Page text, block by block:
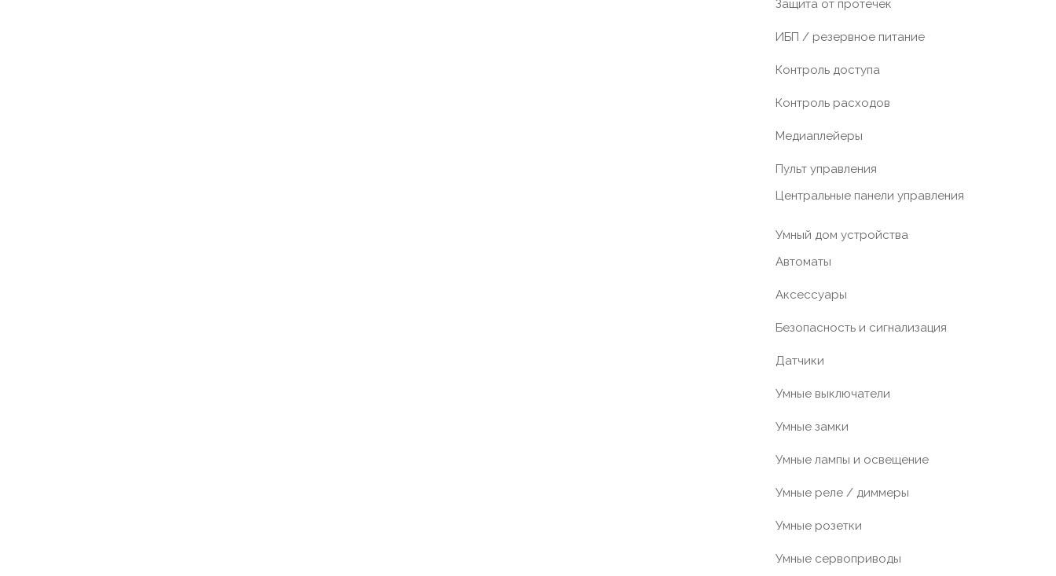
Защита от протечек
ИБП / резервное питание
Контроль доступа
Контроль расходов
Медиаплейеры
Пульт управления
Центральные панели управления
Умный дом устройства
Автоматы
Аксессуары
Безопасность и сигнализация
Датчики
Умные выключатели
Умные замки
Умные лампы и освещение
Умные реле / диммеры
Умные розетки
Умные сервоприводы